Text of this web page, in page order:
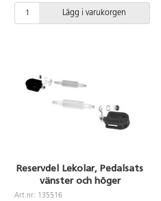
Ekocykel polis, 75633 Ekocykel
brandkår och 75634 Ekocykel
Lägg i varukorgen
Reservdel Lekolar, Pedalsats
vänster och höger
Art.nr: 135516